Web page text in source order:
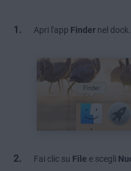
Apri l'app Finder nel dock.
Fai clic su File e scegli